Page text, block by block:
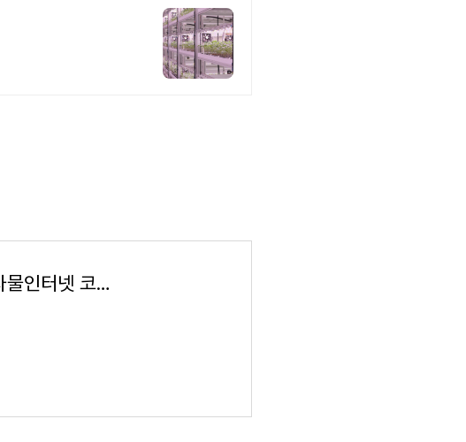
ECO보드 IoT 스마트 팜 키트 | AIoT 사물인터넷 코딩 교육용 : 메이크잇나우